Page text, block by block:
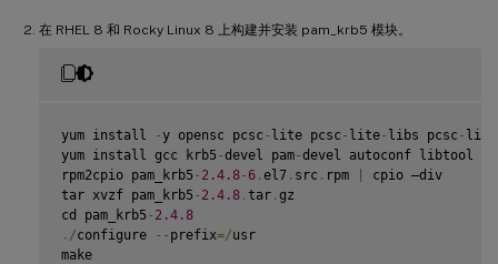
在 RHEL 8 和 Rocky Linux 8 上构建并安装 pam_krb5 模块。
yum install -y opensc pcsc - lite pcsc - lite- libs pcsc - lite
yum install gcc krb5 -devel pam-devel autoconf libtool
rpm2cpio pam_krb5 - 2.4 .8-6 . el7 . src . rpm
cpio –div
tar xvzf pam_krb5 - 2.4 .8 . tar . gz
cd pam_krb5 - 2.4 .8
. /configure -- prefix=/usr
make